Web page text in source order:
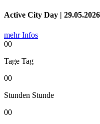
Active City Day | 29.05.2026
mehr Infos
00
Tage Tag
00
Stunden Stunde
00